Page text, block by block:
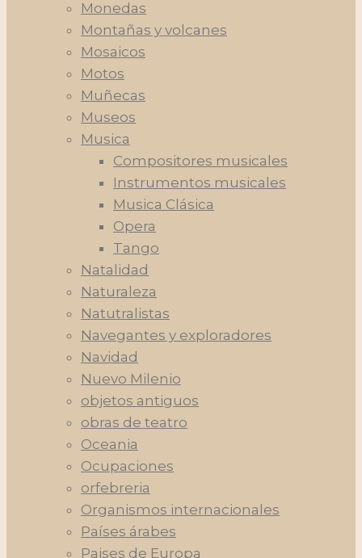
Monedas
Montañas y volcanes
Mosaicos
Motos
Muñecas
Museos
Musica
Compositores musicales
Instrumentos musicales
Musica Clásica
Opera
Tango
Natalidad
Naturaleza
Natutralistas
Navegantes y exploradores
Navidad
Nuevo Milenio
objetos antiguos
obras de teatro
Oceania
Ocupaciones
orfebreria
Organismos internacionales
Países árabes
Paises de Europa